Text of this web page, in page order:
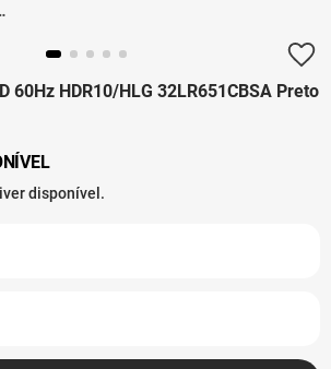
60Hz HDR10/HLG 32LR651CBSA Preto